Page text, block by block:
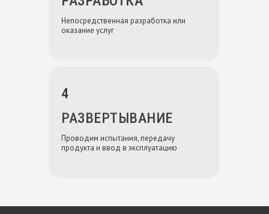
Непосредственная разработка или
оказание услуг
Проводим испытания, передачу
продукта и ввод в эксплуатацию
РАЗВЕРТЫВАНИЕ
4